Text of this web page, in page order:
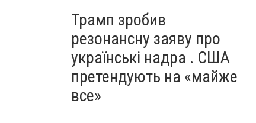
Трамп зробив
резонансну заяву про
українські надра . США
претендують на «майже
все»